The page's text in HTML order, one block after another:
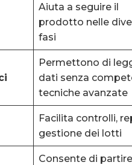
Aiuta a seguire il
prodotto nelle
fasi
Permettono di
dati senza
tecniche avanzate
Facilita controlli,
gestione dei lotti
Consente di